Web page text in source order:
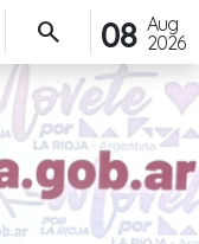
Aug
2026
08
search